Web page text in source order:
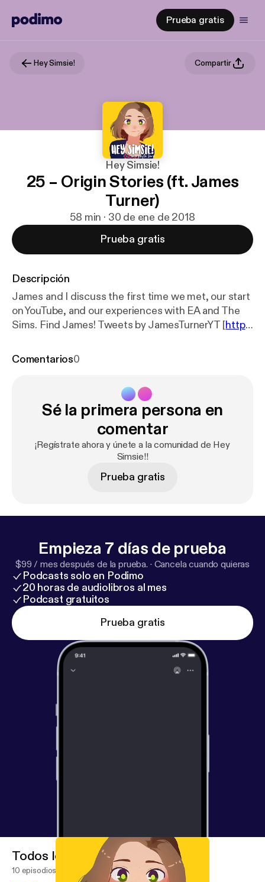
Prueba gratis
Hey Simsie! Compartir
Hey Simsie!
25 – Origin Stories (ft. James
Turner)
58 min · 30 de ene de 2018
Prueba gratis
Descripción
James and I discuss the first time we met, our start
on YouTube, and our experiences with EA and The
Sims. Find James! Tweets by JamesTurnerYT [http
fw
https://www.youtube.com/thesimsupply
heysimsie.tumblr.com/submitting
https://itunes.apple.com/us/podcast/hey-simsie/id1
265698965?mt=2Listen on Soundcloud:
undcloud.com/heysimsieMain Channel: https://ww
w.youtube.com/c/lilsimsieFollow me on Twitter:
Comentarios0
Sé la primera persona en
comentar
¡Regístrate ahora y únete a la comunidad de Hey
Simsie!!
Prueba gratis
Empieza 7 días de prueba
$99 / mes después de la prueba. · Cancela cuando quieras
Podcasts solo en Podimo
20 horas de audiolibros al mes
Podcast gratuitos
Prueba gratis
Todos los episodios
10 episodios